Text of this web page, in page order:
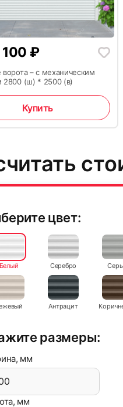
₽
– с механическим
2800 (ш) * 2500 (в)
Купить
цвет:
Белый Серебро
Антрацит
размеры:
мм
мм